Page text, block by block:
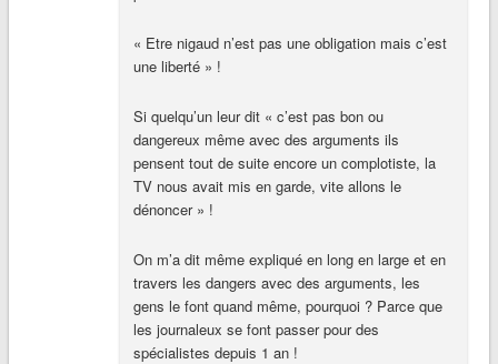
« Etre nigaud n’est pas une obligation mais c’est
une liberté » !
Si quelqu’un leur dit « c’est pas bon ou
dangereux même avec des arguments ils
pensent tout de suite encore un complotiste, la
TV nous avait mis en garde, vite allons le
dénoncer » !
On m’a dit même expliqué en long en large et en
travers les dangers avec des arguments, les
gens le font quand même, pourquoi ? Parce que
les journaleux se font passer pour des
spécialistes depuis 1 an !